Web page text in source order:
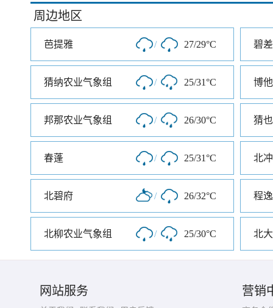
周边地区
芭提雅 / 27/29°C 碧
猜纳农业气象组 / 25/31°C 博
邦那农业气象组 / 26/30°C 猜
春蓬 / 25/31°C 北
北碧府 / 26/32°C 程逸
北柳农业气象组 / 25/30°C 北
网站服务 营销